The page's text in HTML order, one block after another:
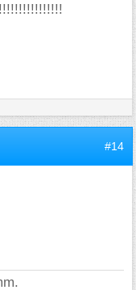
#14